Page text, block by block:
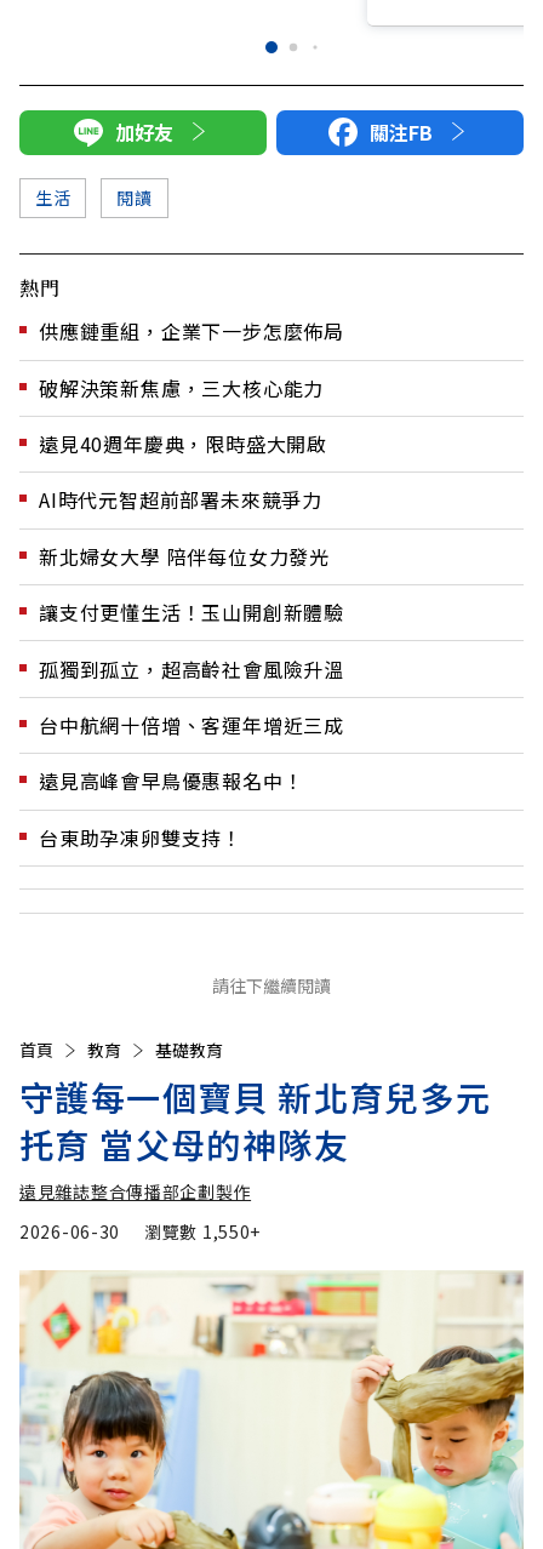
加好友 關注FB
生活 閱讀
熱門
供應鏈重組，企業下一步怎麼佈局
破解決策新焦慮，三大核心能力
遠見40週年慶典，限時盛大開啟
AI時代元智超前部署未來競爭力
新北婦女大學 陪伴每位女力發光
讓支付更懂生活！玉山開創新體驗
孤獨到孤立，超高齡社會風險升溫
台中航網十倍增、客運年增近三成
遠見高峰會早鳥優惠報名中！
台東助孕凍卵雙支持！
請往下繼續閱讀
首頁 教育 基礎教育
守護每一個寶貝 新北育兒多元
托育 當父母的神隊友
遠見雜誌整合傳播部企劃製作
2026-06-30
瀏覽數 1,550+